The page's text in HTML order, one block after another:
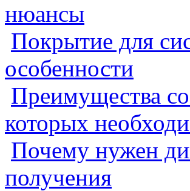
нюансы
Покрытие для
особенности
Преимущества
которых
Почему нужен
получения